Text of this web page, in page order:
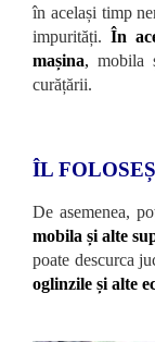
în același timp
impurități.În
mașina, mobila
curățării.
ÎL
De asemenea,
mobila și alte
poate descurca
oglinzile și alte